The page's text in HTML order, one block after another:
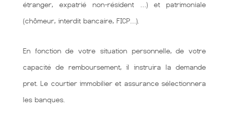
étranger, expatrié non-résident …) et patrimoniale
(chômeur, interdit bancaire, FICP…).
En fonction de votre situation personnelle, de votre
capacité de remboursement, il instruira la demande
pret. Le courtier immobilier et assurance sélectionnera
les banques.